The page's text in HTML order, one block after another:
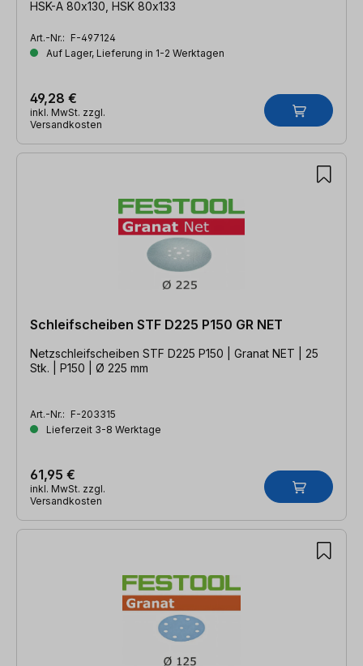
HSK-A 80x130, HSK 80x133
Art.-Nr.: F-497124
Auf Lager, Lieferung in 1-2 Werktagen
49,28 €
inkl. MwSt. zzgl.
Versandkosten
Schleifscheiben STF D225 P150 GR NET
Netzschleifscheiben STF D225 P150 | Granat NET | 25
Stk. | P150 | Ø 225 mm
Art.-Nr.: F-203315
Lieferzeit 3-8 Werktage
61,95 €
inkl. MwSt. zzgl.
Versandkosten